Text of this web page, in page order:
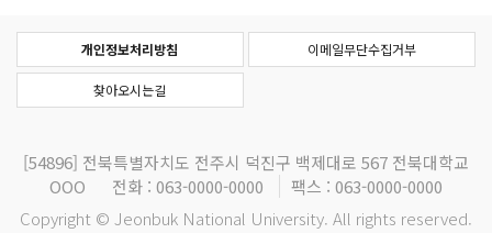
개인정보처리방침 이메일무단수집거부
찾아오시는길
[54896] 전북특별자치도 전주시 덕진구 백제대로 567 전북대학교
OOO
전화 : 063-0000-0000
팩스 : 063-0000-0000
Copyright © Jeonbuk National University. All rights reserved.